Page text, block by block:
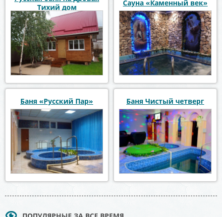
Тихий дом
Сауна «Каменный век»
Баня «Русский Пар» Баня Чистый четверг